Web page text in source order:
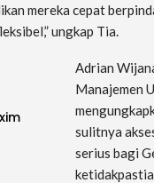
mereka cepat
ungkap Tia.
Adrian
Manajemen
sulitnya
serius bagi